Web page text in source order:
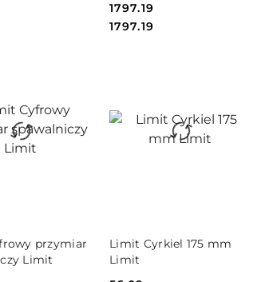
Cena:
1797.19
Cena:
1797.19
przymiar
Limit
DO KOSZYKA
Limit Cyrkiel 175 mm
Limit
DO KOSZYKA